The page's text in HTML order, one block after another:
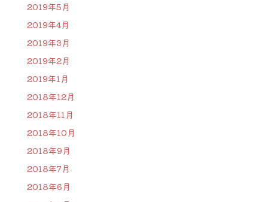
2019年5月
2019年4月
2019年3月
2019年2月
2019年1月
2018年12月
2018年11月
2018年10月
2018年9月
2018年7月
2018年6月